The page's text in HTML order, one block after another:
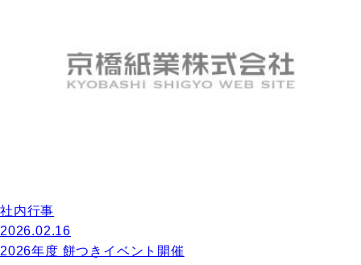
社内行事
2026.02.16
2026年度 餅つきイベント開催